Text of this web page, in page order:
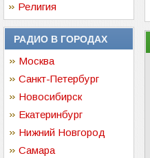
Религия
РАДИО В ГОРОДАХ
Москва
Санкт-Петербург
Новосибирск
Екатеринбург
Нижний Новгород
Самара